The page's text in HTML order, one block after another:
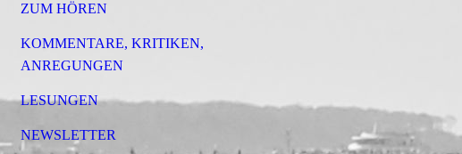
ZUM HÖREN
KOMMENTARE, KRITIKEN,
ANREGUNGEN
LESUNGEN
NEWSLETTER